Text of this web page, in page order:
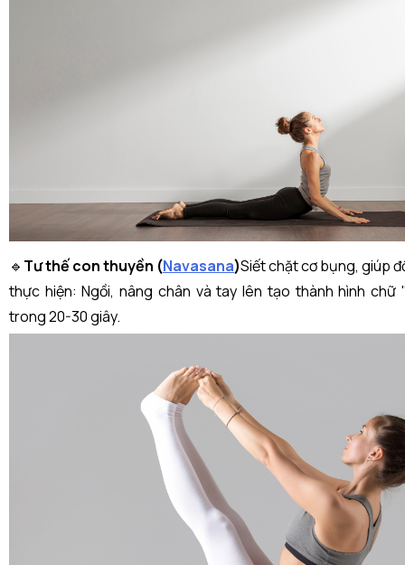
🔹 Tư thế con thuyền (Navasana)Siết chặt cơ bụng, giúp
thực hiện: Ngồi, nâng chân và tay lên tạo thành hình chữ
trong 20-30 giây.